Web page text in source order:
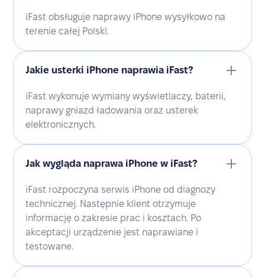
iFast obsługuje naprawy iPhone wysyłkowo na
terenie całej Polski.
Jakie usterki iPhone naprawia iFast?
iFast wykonuje wymiany wyświetlaczy, baterii,
naprawy gniazd ładowania oraz usterek
elektronicznych.
Jak wygląda naprawa iPhone w iFast?
iFast rozpoczyna serwis iPhone od diagnozy
technicznej. Następnie klient otrzymuje
informację o zakresie prac i kosztach. Po
akceptacji urządzenie jest naprawiane i
testowane.